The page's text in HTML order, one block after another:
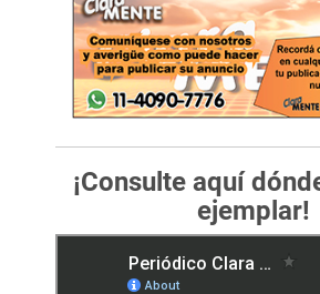
¡Consulte aquí
ejemplar!